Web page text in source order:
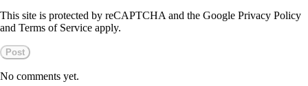
This site is protected by reCAPTCHA and the Google Privacy Policy
and Terms of Service apply.
Post
No comments yet.